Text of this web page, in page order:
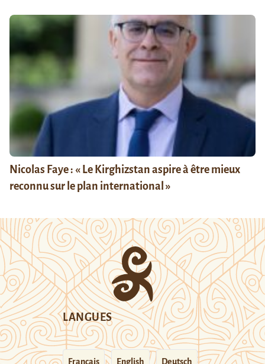
Nicolas Faye : « Le Kirghizstan aspire à être mieux
reconnu sur le plan international »
LANGUES
Français English Deutsch